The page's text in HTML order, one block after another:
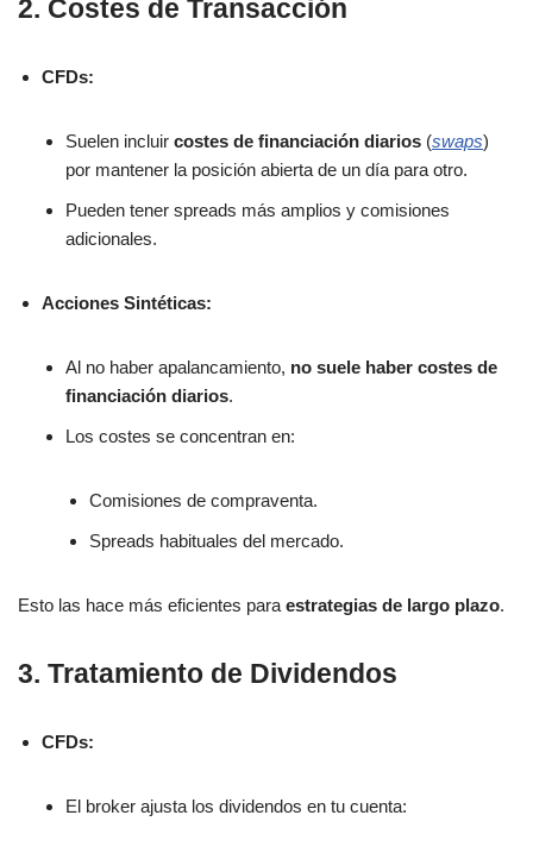
2. Costes de Transacción
CFDs:
Suelen incluir costes de financiación diarios (swaps)
por mantener la posición abierta de un día para otro.
Pueden tener spreads más amplios y comisiones
adicionales.
Acciones Sintéticas:
Al no haber apalancamiento, no suele haber costes de
financiación diarios.
Los costes se concentran en:
Comisiones de compraventa.
Spreads habituales del mercado.
Esto las hace más eficientes para estrategias de largo plazo.
3. Tratamiento de Dividendos
CFDs:
El broker ajusta los dividendos en tu cuenta: